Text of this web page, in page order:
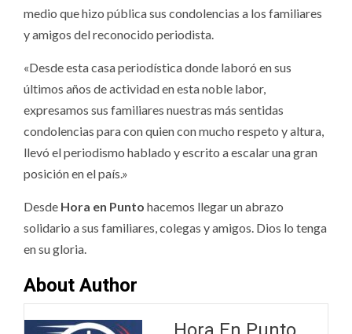
medio que hizo pública sus condolencias a los familiares
y amigos del reconocido periodista.
«Desde esta casa periodística donde laboró en sus
últimos años de actividad en esta noble labor,
expresamos sus familiares nuestras más sentidas
condolencias para con quien con mucho respeto y altura,
llevó el periodismo hablado y escrito a escalar una gran
posición en el país.»
Desde Hora en Punto hacemos llegar un abrazo
solidario a sus familiares, colegas y amigos. Dios lo tenga
en su gloria.
About Author